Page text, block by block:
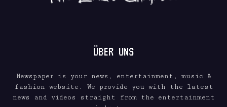
ÜBER UNS
Newspaper is your news, entertainment, music &
fashion website. We provide you with the latest
news and videos straight from the entertainment